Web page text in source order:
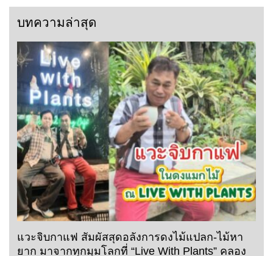
บทความล่าสุด
แวะจิบกาแฟ สัมผัสสุดอลังการดงไม้แปลก-ไม้หา
ยาก มาจากทุกมุมโลกที่ “Live With Plants” คลอง